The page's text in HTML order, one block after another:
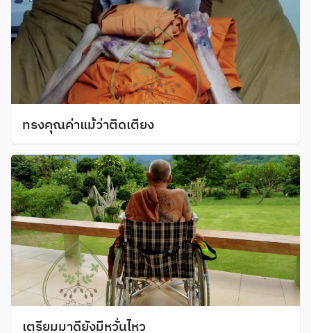
ทรงคุณค่าแม้ว่าติดเตียง
เตรียมมาดียังมีหวั่นไหว